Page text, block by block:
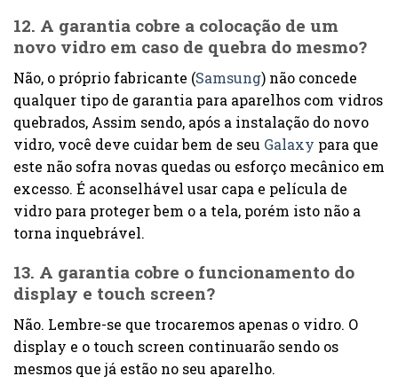
12. A garantia cobre a colocação de um
novo vidro em caso de quebra do mesmo?
Não, o próprio fabricante (Samsung) não concede
qualquer tipo de garantia para aparelhos com vidros
quebrados, Assim sendo, após a instalação do novo
vidro, você deve cuidar bem de seu Galaxy para que
este não sofra novas quedas ou esforço mecânico em
excesso. É aconselhável usar capa e película de
vidro para proteger bem o a tela, porém isto não a
torna inquebrável.
13. A garantia cobre o funcionamento do
display e touch screen?
Não. Lembre-se que trocaremos apenas o vidro. O
display e o touch screen continuarão sendo os
mesmos que já estão no seu aparelho.